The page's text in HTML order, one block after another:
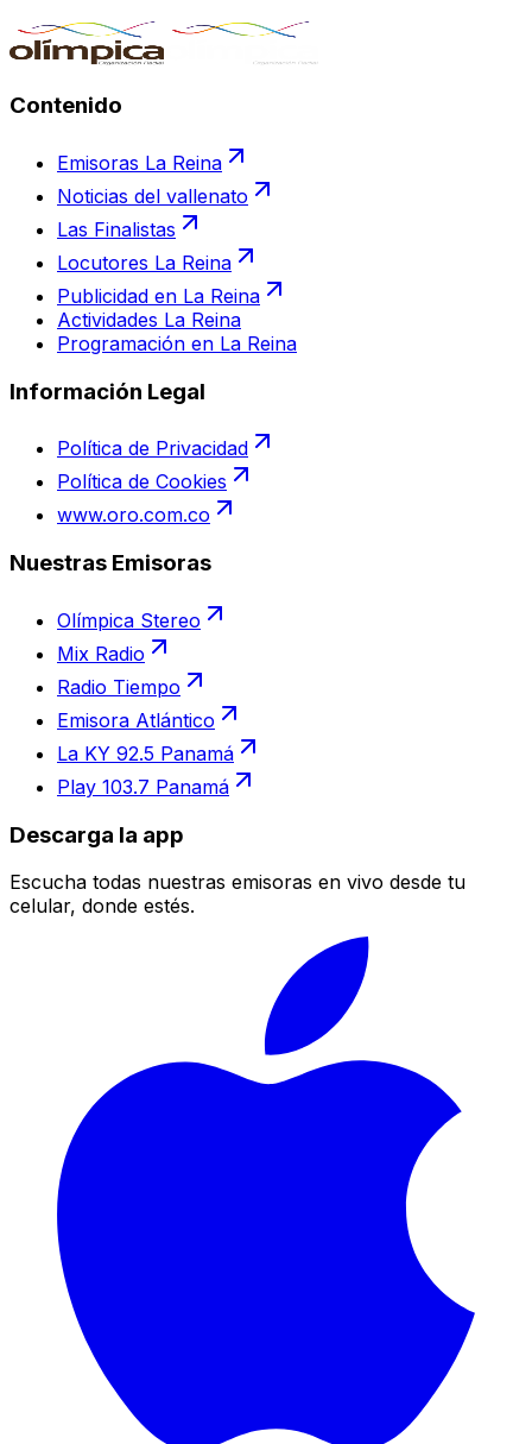
Contenido
Emisoras La Reina
Noticias del vallenato
Las Finalistas
Locutores La Reina
Publicidad en La Reina
Actividades La Reina
Programación en La Reina
Información Legal
Política de Privacidad
Política de Cookies
www.oro.com.co
Nuestras Emisoras
Olímpica Stereo
Mix Radio
Radio Tiempo
Emisora Atlántico
La KY 92.5 Panamá
Play 103.7 Panamá
Descarga la app
Escucha todas nuestras emisoras en vivo desde tu
celular, donde estés.